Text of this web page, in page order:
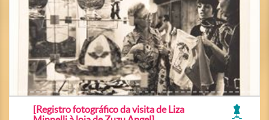
[Registro fotográfico da visita de Liza